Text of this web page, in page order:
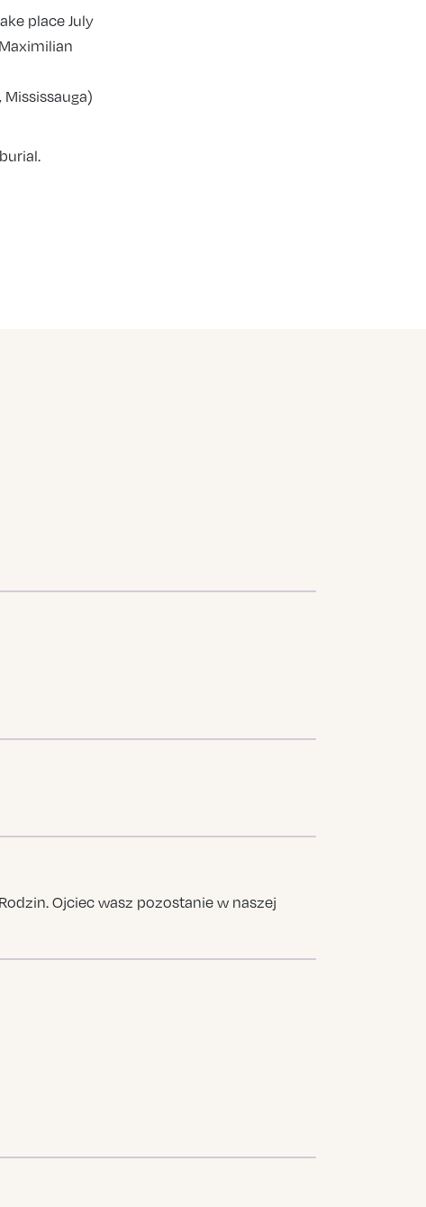
place July
Mississauga)
Ojciec wasz pozostanie w naszej